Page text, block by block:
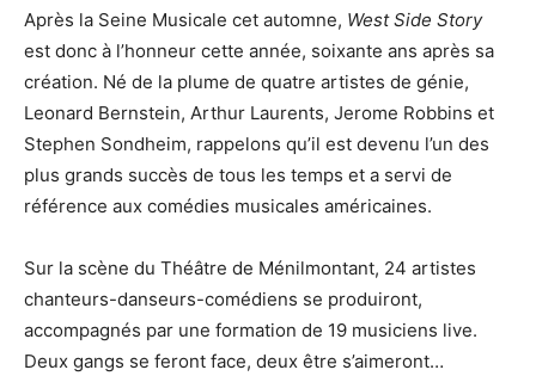
Après la Seine Musicale cet automne, West Side Story
est donc à l’honneur cette année, soixante ans après sa
création. Né de la plume de quatre artistes de génie,
Leonard Bernstein, Arthur Laurents, Jerome Robbins et
Stephen Sondheim, rappelons qu’il est devenu l’un des
plus grands succès de tous les temps et a servi de
référence aux comédies musicales américaines.
Sur la scène du Théâtre de Ménilmontant, 24 artistes
chanteurs-danseurs-comédiens se produiront,
accompagnés par une formation de 19 musiciens live.
Deux gangs se feront face, deux être s’aimeront…